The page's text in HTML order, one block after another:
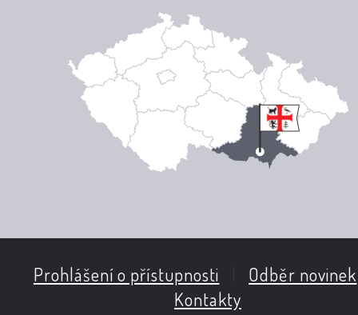
Prohlášení o přístupnosti Odběr novinek
Kontakty